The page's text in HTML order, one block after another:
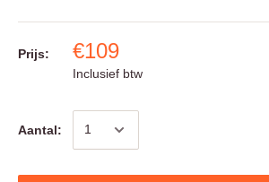
Prijs: €109
Inclusief btw
Aantal: